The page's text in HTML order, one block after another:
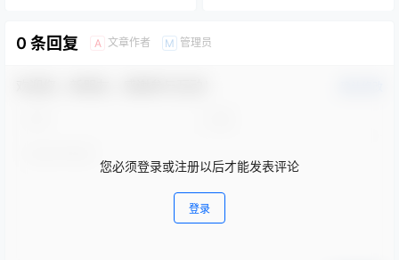
0 条回复 A 文章作者 M 管理员
您必须登录或注册以后才能发表评论
登录